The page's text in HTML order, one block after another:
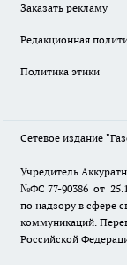
Заказать рекламу
Редакционная
Политика этики
Сетевое издание
Учредитель
№ФС 77-90386 от
по надзору в сфере
коммуникаций.
Российской